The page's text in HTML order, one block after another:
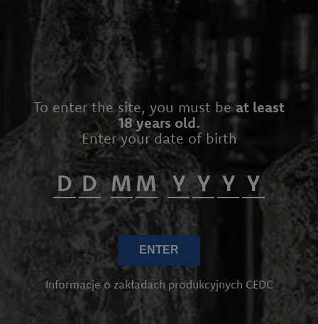
To enter the site, you must be at least
18 years old.
Enter your date of birth
ENTER
Informacje o zakładach produkcyjnych CEDC